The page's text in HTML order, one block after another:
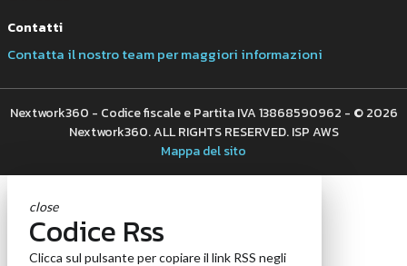
Contatti
Contatta il nostro team per maggiori informazioni
Nextwork360 - Codice fiscale e Partita IVA 13868590962 - © 2026
Nextwork360. ALL RIGHTS RESERVED. ISP AWS
Mappa del sito
close
Codice Rss
Clicca sul pulsante per copiare il link RSS negli